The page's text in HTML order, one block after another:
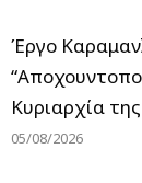
Έργο
Κυριαρχία
05/08/2026